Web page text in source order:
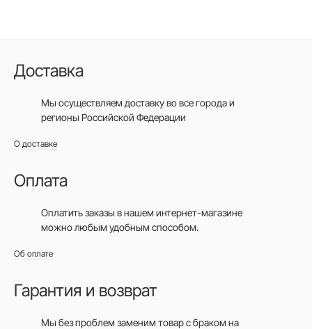
Доставка
Мы осуществляем доставку во все городаи
регионы Российской Федерации
О доставке
Оплата
Оплатить заказы в нашем интернет-магазине
можно любым удобным способом.
Об оплате
Гарантия и возврат
Мы без проблем заменим товар с браком на